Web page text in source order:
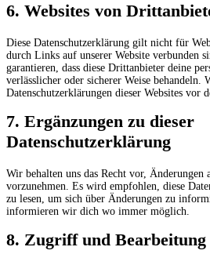
6. Websites von
Diese Datenschutzerklärung gilt nicht für
durch Links auf unserer Website verbunden
garantieren, dass diese Drittanbieter deine
verlässlicher oder sicherer Weise behandeln.
Datenschutzerklärungen dieser Websites vor
7. Ergänzungen zu dieser
Datenschutzerklärung
Wir behalten uns das Recht vor, Änderungen
vorzunehmen. Es wird empfohlen, diese
zu lesen, um sich über Änderungen zu
informieren wir dich wo immer möglich.
8. Zugriff und Bearbeitung